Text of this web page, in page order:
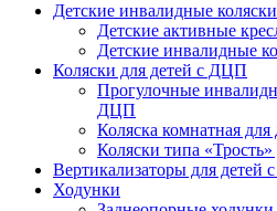
Детские инвалидные коляски
Детские активные
Детские инвалидные
Коляски для детей с ДЦП
Прогулочные
ДЦП
Коляска комнатная
Коляски типа
Вертикализаторы для детей
Ходунки